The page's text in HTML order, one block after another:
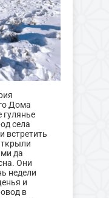
Дома
села
встретить
да
Они
недели
и
в